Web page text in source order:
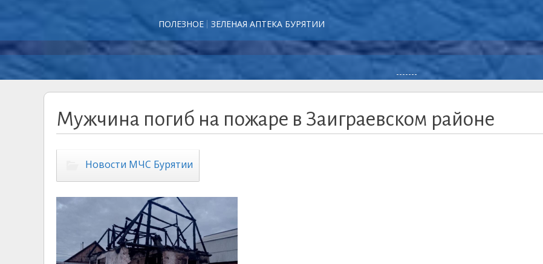
ПОЛЕЗНОЕ ЗЕЛЕНАЯ АПТЕКА БУРЯТИИ
-------
Мужчина погиб на пожаре в Заиграевском районе
Новости МЧС Бурятии